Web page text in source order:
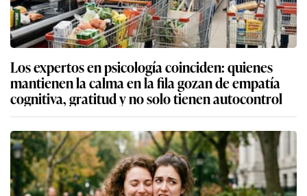
Los expertos en psicología coinciden: quienes
mantienen la calma en la fila gozan de empatía
cognitiva, gratitud y no solo tienen autocontrol